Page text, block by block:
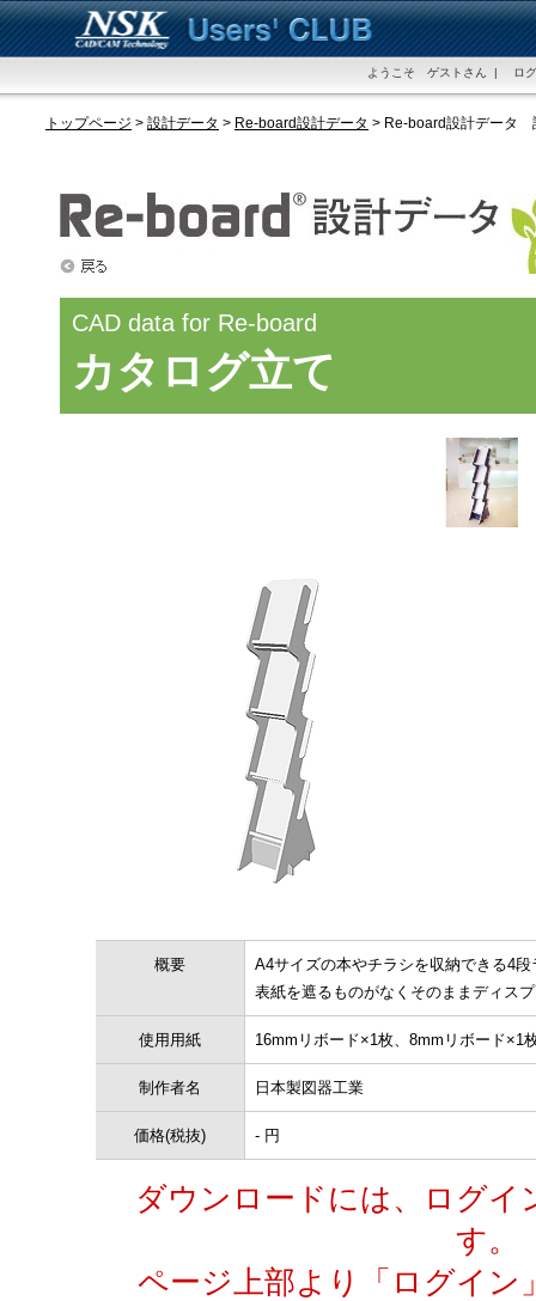
ようこそ ゲストさん | ロ
トップページ > 設計データ > Re-board設計データ > Re-board設計データ
CAD data for Re-board
カタログ立て
概要
A4サイズの本やチラシを収納できる4
表紙を遮るものがなくそのままディス
使用用紙 16mmリボード×1枚、8mmリボード×1
制作者名 日本製図器工業
価格(税抜) - 円
ダウンロードには、ログイ
す。
ページ上部より「ログイン